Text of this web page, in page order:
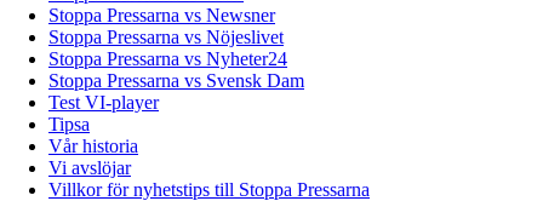
Stoppa Pressarna vs Newsner
Stoppa Pressarna vs Nöjeslivet
Stoppa Pressarna vs Nyheter24
Stoppa Pressarna vs Svensk Dam
Test VI-player
Tipsa
Vår historia
Vi avslöjar
Villkor för nyhetstips till Stoppa Pressarna